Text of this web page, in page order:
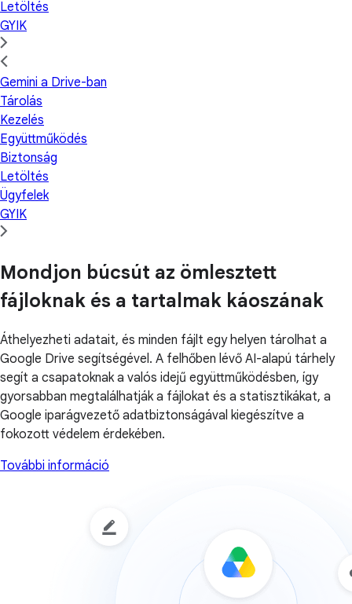
Letöltés
GYIK
Gemini a Drive-ban
Tárolás
Kezelés
Együttműködés
Biztonság
Letöltés
Ügyfelek
GYIK
Mondjon búcsút az ömlesztett
fájloknak és a tartalmak káoszának
Áthelyezheti adatait, és minden fájlt egy helyen tárolhat a
Google Drive segítségével. A felhőben lévő AI-alapú tárhely
segít a csapatoknak a valós idejű együttműködésben, így
gyorsabban megtalálhatják a fájlokat és a statisztikákat, a
Google iparágvezető adatbiztonságával kiegészítve a
fokozott védelem érdekében.
További információ